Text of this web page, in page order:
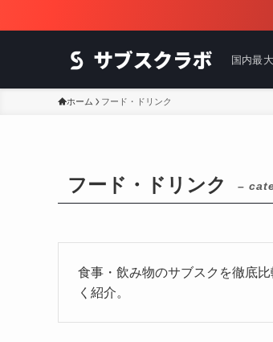
国内最
ホーム フード・ドリンク
フード・ドリンク –
食事・飲み物のサブスクを徹底
く紹介。